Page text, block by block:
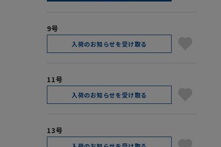
9号
入荷のお知らせを受け取る
11号
入荷のお知らせを受け取る
13号